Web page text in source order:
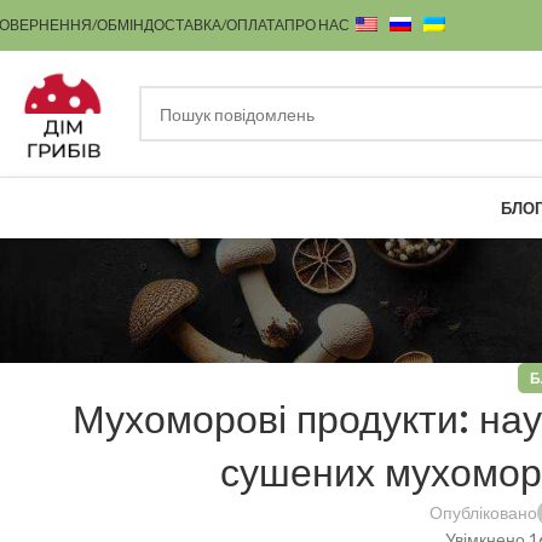
ОБМІНДОСТАВКА/ОПЛАТАПРО НАС
БЛОГ
Мухоморові продукти:
сушених
Опубліковано